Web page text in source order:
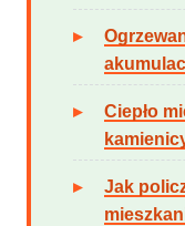
Ciepło
Jak